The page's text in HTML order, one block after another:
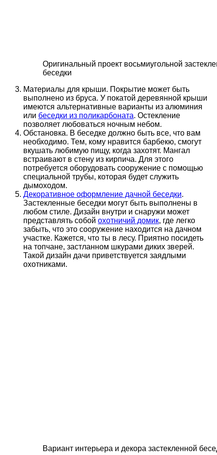
Оригинальный проект восьмиугольной
беседки
Материалы для крыши. Покрытие может быть
выполнено из бруса. У покатой деревянной крыши
имеются альтернативные варианты из алюминия
или беседки из поликарбоната. Остекление
позволяет любоваться ночным небом.
Обстановка. В беседке должно быть все, что вам
необходимо. Тем, кому нравится барбекю, смогут
вкушать любимую пищу, когда захотят. Мангал
встраивают в стену из кирпича. Для этого
потребуется оборудовать сооружение с помощью
специальной трубы, которая будет служить
дымоходом.
Декоративное оформление дачной беседки.
Застекленные беседки могут быть выполнены в
любом стиле. Дизайн внутри и снаружи может
представлять собой охотничий домик, где легко
забыть, что это сооружение находится на дачном
участке. Кажется, что ты в лесу. Приятно посидеть
на топчане, застланном шкурами диких зверей.
Такой дизайн дачи приветствуется заядлыми
охотниками.
Вариант интерьера и декора застекленной